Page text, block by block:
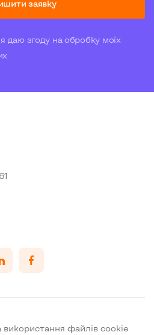
заявку
даю згоду на обробку моїх
використання файлів cookie